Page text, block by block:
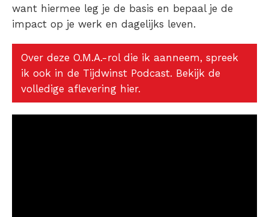
want hiermee leg je de basis en bepaal je de
impact op je werk en dagelijks leven.
Over deze O.M.A.-rol die ik aanneem, spreek
ik ook in de Tijdwinst Podcast. Bekijk de
volledige aflevering hier.